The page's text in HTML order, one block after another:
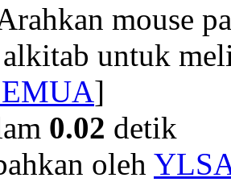
mouse
untuk
]
0.02 detik
oleh